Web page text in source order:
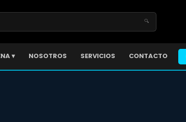
🔍
▾ NOSOTROS SERVICIOS CONTACTO